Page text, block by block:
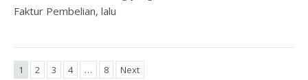
Faktur Pembelian, lalu
1 2 3 4 … 8 Next